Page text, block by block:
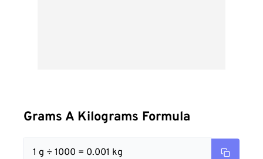
Grams A Kilograms Formula
1 g ÷ 1000 = 0.001 kg